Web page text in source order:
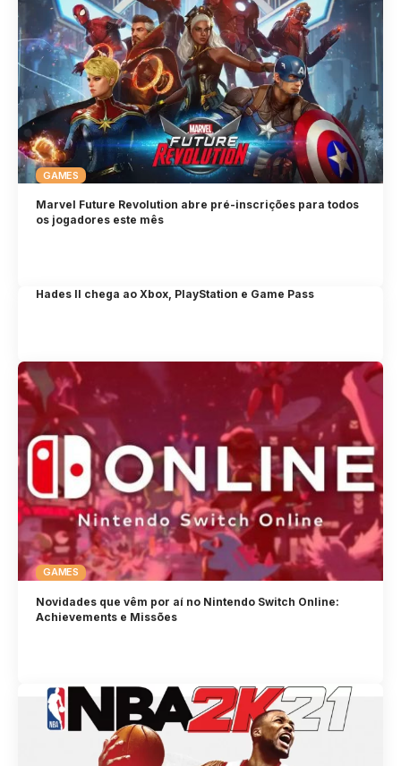
GAMES
Marvel Future Revolution abre pré-inscrições para todos
os jogadores este mês
Hades II chega ao Xbox, PlayStation e Game Pass
GAMES
Novidades que vêm por aí no Nintendo Switch Online:
Achievements e Missões